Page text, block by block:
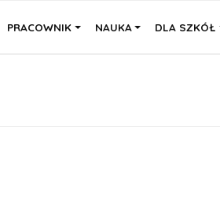
PRACOWNIK NAUKA DLA SZKÓŁ